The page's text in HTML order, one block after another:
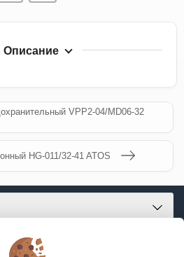
Описание
VPP2-04/MD06-32
HG-011/32-41 ATOS